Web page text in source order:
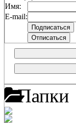
Имя:
E-mail:
Папки